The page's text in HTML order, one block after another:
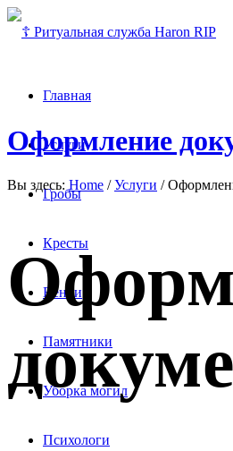
Главная
Услуги
Гробы
Кресты
Венки
Памятники
Уборка могил
Психологи
Оформление
Вы здесь: Home / Услуги /